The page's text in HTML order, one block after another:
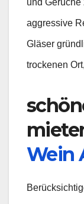
aggressive
Gläser
trockenen
Wein